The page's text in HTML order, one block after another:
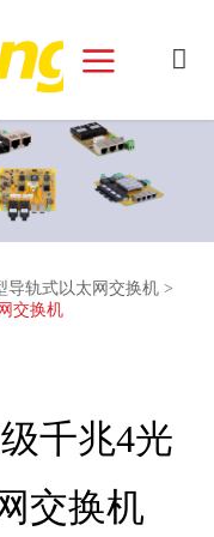
导轨式以太网交换机 >
交换机
千兆4光
交换机